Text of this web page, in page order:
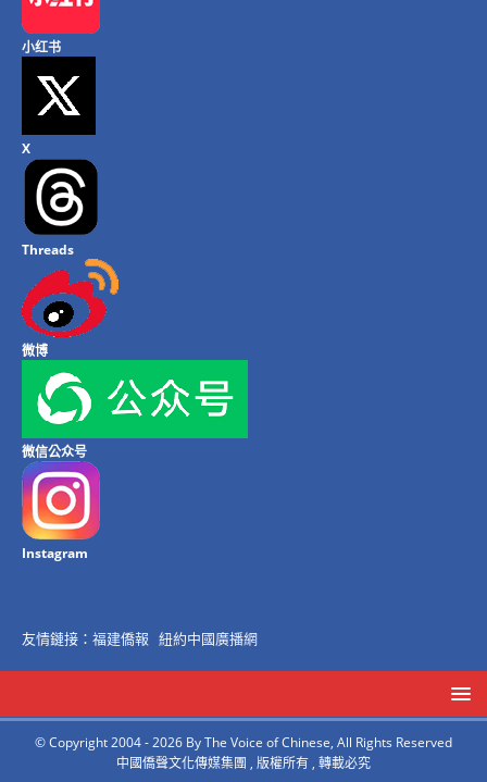
小红书
X
Threads
微博
微信公众号
Instagram
友情鏈接： 福建僑報 紐約中國廣播網
© Copyright 2004 - 2026 By The Voice of Chinese, All Rights Reserved
中國僑聲文化傳媒集團 , 版權所有 , 轉載必究